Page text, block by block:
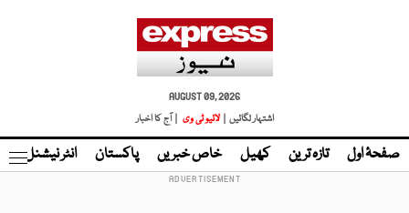
AUGUST 09, 2026
اشتہار لگائیں |
لائیو ٹی وی | آج کا اخبار
صفحۂ اول تازہ ترین کھیل خاص خبریں پاکستان انٹر نیشنل